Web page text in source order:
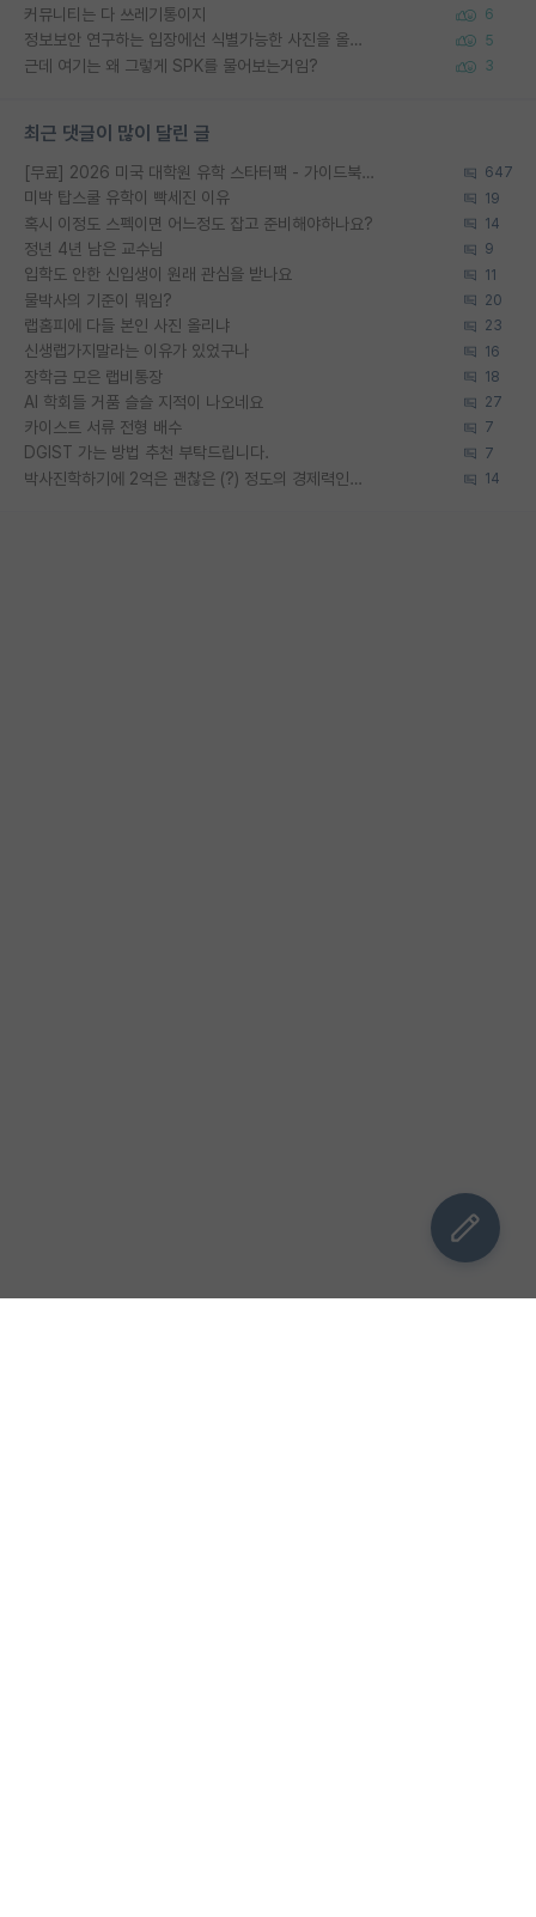
커뮤니티는 다 쓰레기통이지 6
정보보안 연구하는 입장에선 식별가능한 사진을 올리는건 비추이긴함 5
근데 여기는 왜 그렇게 SPK를 물어보는거임? 3
최근 댓글이 많이 달린 글
[무료] 2026 미국 대학원 유학 스타터팩 - 가이드북 & 합격자 컨택메일 템플릿 647
미박 탑스쿨 유학이 빡세진 이유 19
혹시 이정도 스펙이면 어느정도 잡고 준비해야하나요? 14
정년 4년 남은 교수님 9
입학도 안한 신입생이 원래 관심을 받나요 11
물박사의 기준이 뭐임? 20
랩홈피에 다들 본인 사진 올리냐 23
신생랩가지말라는 이유가 있었구나 16
장학금 모은 랩비통장 18
AI 학회들 거품 슬슬 지적이 나오네요 27
카이스트 서류 전형 배수 7
DGIST 가는 방법 추천 부탁드립니다. 7
박사진학하기에 2억은 괜찮은 (?) 정도의 경제력인가요 14